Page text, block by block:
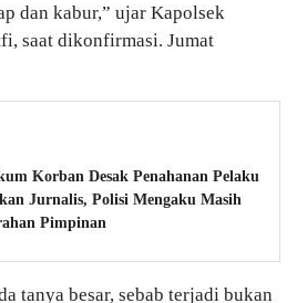
dan kabur,” ujar Kapolsek
saat dikonfirmasi. Jumat
Korban Desak Penahanan Pelaku
Jurnalis, Polisi Mengaku Masih
Pimpinan
tanya besar, sebab terjadi bukan